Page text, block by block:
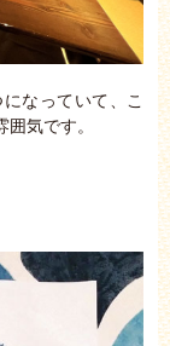
なっていて、こ
気です。